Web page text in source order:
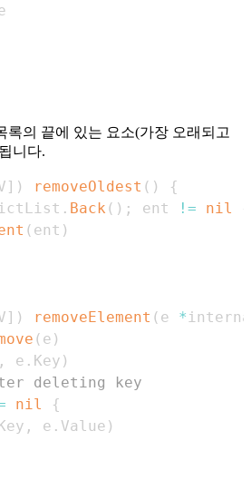
록의 끝에 있는 요소(가장 오래되고
니다.
] ) removeOldest ( )
{
. Back ( ) ; ent != nil
( ent )
] ) removeElement ( e *
( e )
, e . Key )
deleting key
nil
{
, e . Value )